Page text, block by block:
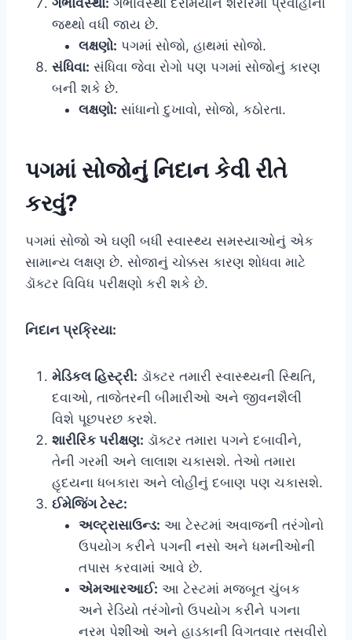
જથ્થો વધી જાય છે.
લક્ષણો: પગમાં સોજો, હાથમાં સોજો.
સંધિવા: સંધિવા જેવા રોગો પણ પગમાં સોજોનું કારણ
બની શકે છે.
લક્ષણો: સાંધાનો દુખાવો, સોજો, કઠોરતા.
પગમાં સોજોનું નિદાન કેવી રીતે
કરવું?
પગમાં સોજો એ ઘણી બધી સ્વાસ્થ્ય સમસ્યાઓનું એક
સામાન્ય લક્ષણ છે. સોજાનું ચોક્કસ કારણ શોધવા માટે
ડૉક્ટર વિવિધ પરીક્ષણો કરી શકે છે.
નિદાન પ્રક્રિયા:
મેડિકલ હિસ્ટ્રી: ડૉક્ટર તમારી સ્વાસ્થ્યની સ્થિતિ,
દવાઓ, તાજેતરની બીમારીઓ અને જીવનશૈલી
વિશે પૂછપરછ કરશે.
શારીરિક પરીક્ષણ: ડૉક્ટર તમારા પગને દબાવીને,
તેની ગરમી અને લાલાશ ચકાસશે. તેઓ તમારા
હૃદયના ધબકારા અને લોહીનું દબાણ પણ ચકાસશે.
ઈમેજિંગ ટેસ્ટ:
અલ્ટ્રાસાઉન્ડ: આ ટેસ્ટમાં અવાજની તરંગોનો
ઉપયોગ કરીને પગની નસો અને ધમનીઓની
તપાસ કરવામાં આવે છે.
એમઆરઆઈ: આ ટેસ્ટમાં મજબૂત ચુંબક
અને રેડિયો તરંગોનો ઉપયોગ કરીને પગના
નરમ પેશીઓ અને હાડકાની વિગતવાર તસવીરો